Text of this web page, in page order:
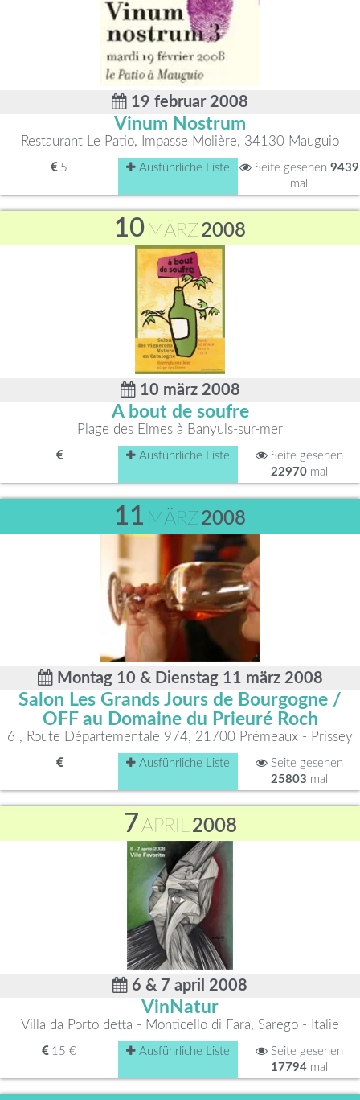
19 februar 2008
Vinum Nostrum
Restaurant Le Patio, Impasse Molière, 34130 Mauguio
5 Ausführliche Liste Seite gesehen 9439
mal
10 MÄRZ 2008
10 märz 2008
A bout de soufre
Plage des Elmes à Banyuls-sur-mer
Ausführliche Liste
Seite gesehen
22970mal
11 MÄRZ 2008
Montag 10 & Dienstag 11 märz 2008
Salon Les Grands Jours de Bourgogne /
OFF au Domaine du Prieuré Roch
6 , Route Départementale 974, 21700 Prémeaux - Prissey
Ausführliche Liste
Seite gesehen
25803 mal
7APRIL2008
6 & 7 april 2008
VinNatur
Villa da Porto detta - Monticello di Fara, Sarego - Italie
15 € Ausführliche Liste
Seite gesehen
17794mal